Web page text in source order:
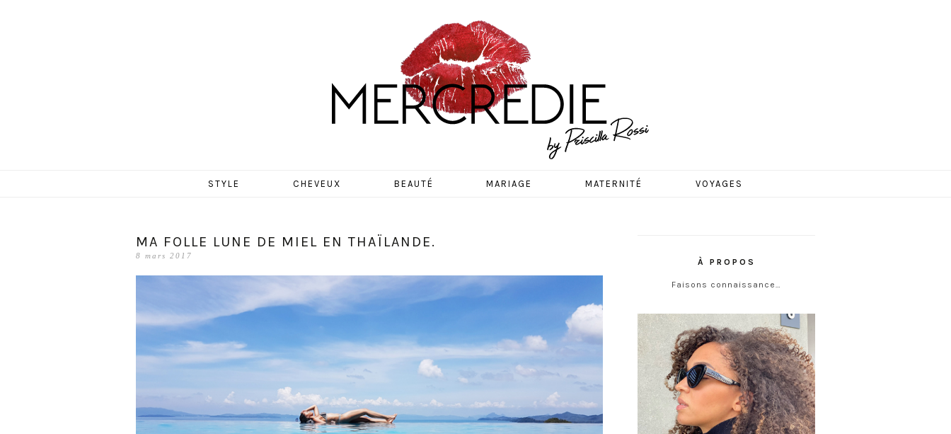
MERCREDIE
STYLE CHEVEUX BEAUTÉ MARIAGE MATERNITÉ VOYAGES
MA FOLLE LUNE DE MIEL EN THAÏLANDE.
8 mars 2017
À PROPOS
Faisons connaissance…